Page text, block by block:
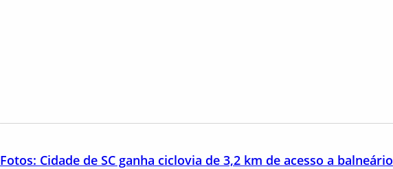
Fotos: Cidade de SC ganha ciclovia de 3,2 km de acesso a balneário